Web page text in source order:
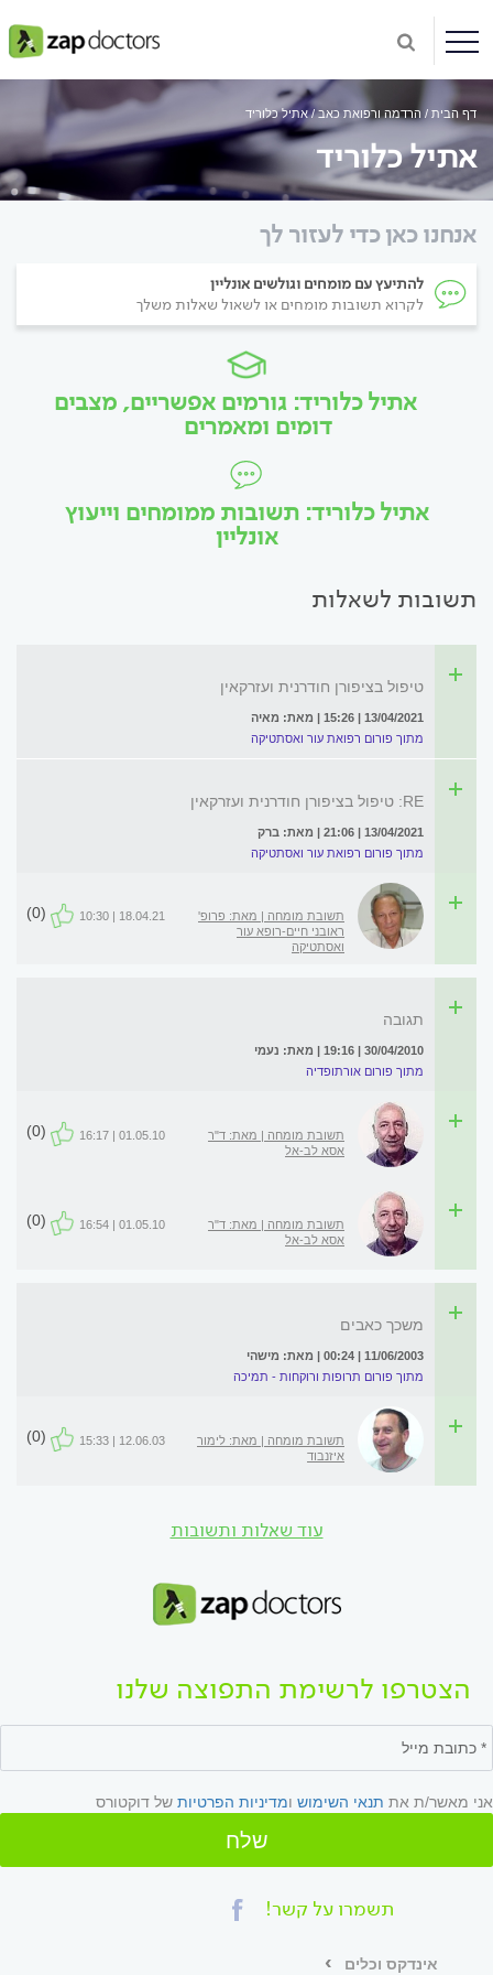
דף הבית הרדמה ורפואת כאב אתיל כלוריד
אתיל כלוריד
אנחנו כאן כדי לעזור לך
להתיעץ עם מומחים וגולשים אונליין
לקרוא תשובות מומחים או לשאול שאלות משלך
אתיל כלוריד: גורמים אפשריים, מצבים
דומים ומאמרים
אתיל כלוריד: תשובות ממומחים וייעוץ
אונליין
תשובות לשאלות
טיפול בציפורן חודרנית ועזרקאין
13/04/2021 | 15:26 | מאת: מאיה
מתוך פורום רפואת עור ואסתטיקה
RE: טיפול בציפורן חודרנית ועזרקאין
13/04/2021 | 21:06 | מאת: ברק
מתוך פורום רפואת עור ואסתטיקה
תשובת מומחה | מאת: פרופ'
ראובני חיים-רופא עור
ואסתטיקה
18.04.21 | 10:30
(0)
תגובה
30/04/2010 | 19:16 | מאת: נעמי
מתוך פורום אורתופדיה
תשובת מומחה | מאת: ד"ר
אסא לב-אל
01.05.10 | 16:17
(0)
תשובת מומחה | מאת: ד"ר
אסא לב-אל
01.05.10 | 16:54
(0)
משכך כאבים
11/06/2003 | 00:24 | מאת: מישהי
מתוך פורום תרופות ורוקחות - תמיכה
תשובת מומחה | מאת: לימור
איזנבוד
12.06.03 | 15:33
(0)
עוד שאלות ותשובות
הצטרפו לרשימת התפוצה שלנו
אני מאשר/ת את תנאי השימוש ומדיניות הפרטיות של דוקטורס
שלח
תשמרו על קשר!
אינדקס וכלים